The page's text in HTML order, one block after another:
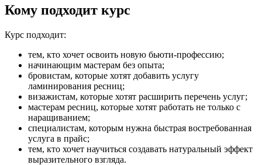
Кому подходит курс
Курс подходит:
тем, кто хочет освоить новую бьюти-профессию;
начинающим мастерам без опыта;
бровистам, которые хотят добавить услугу
ламинирования ресниц;
визажистам, которые хотят расширить перечень услуг;
мастерам ресниц, которые хотят работать не только с
наращиванием;
специалистам, которым нужна быстрая востребованная
услуга в прайс;
тем, кто хочет научиться создавать натуральный эффект
выразительного взгляда.